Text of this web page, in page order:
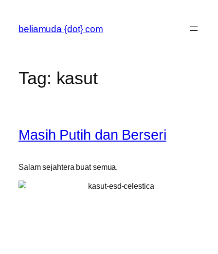
content
beliamuda {dot} com
Tag: kasut
Masih Putih dan Berseri
Salam sejahtera buat semua.